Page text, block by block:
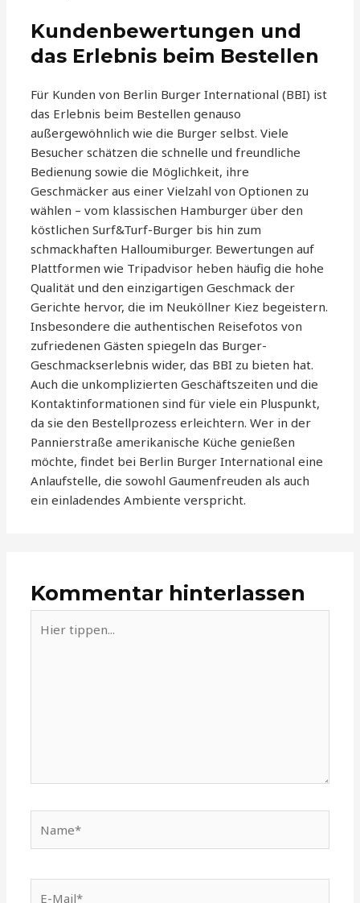
Kundenbewertungen und
das Erlebnis beim Bestellen
Für Kunden von Berlin Burger International (BBI) ist
das Erlebnis beim Bestellen genauso
außergewöhnlich wie die Burger selbst. Viele
Besucher schätzen die schnelle und freundliche
Bedienung sowie die Möglichkeit, ihre
Geschmäcker aus einer Vielzahl von Optionen zu
wählen – vom klassischen Hamburger über den
köstlichen Surf&Turf-Burger bis hin zum
schmackhaften Halloumiburger. Bewertungen auf
Plattformen wie Tripadvisor heben häufig die hohe
Qualität und den einzigartigen Geschmack der
Gerichte hervor, die im Neuköllner Kiez begeistern.
Insbesondere die authentischen Reisefotos von
zufriedenen Gästen spiegeln das Burger-
Geschmackserlebnis wider, das BBI zu bieten hat.
Auch die unkomplizierten Geschäftszeiten und die
Kontaktinformationen sind für viele ein Pluspunkt,
da sie den Bestellprozess erleichtern. Wer in der
Pannierstraße amerikanische Küche genießen
möchte, findet bei Berlin Burger International eine
Anlaufstelle, die sowohl Gaumenfreuden als auch
ein einladendes Ambiente verspricht.
Kommentar hinterlassen
tippen...